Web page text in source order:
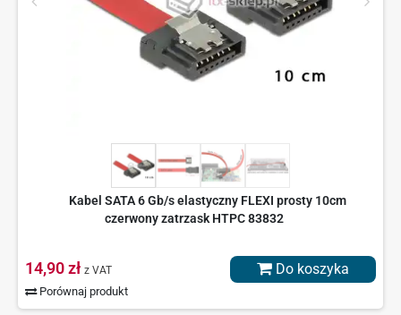
Kabel SATA 6 Gb/s elastyczny FLEXI prosty 10cm
czerwony zatrzask HTPC 83832
14,90 zł z VAT
Porównaj produkt
Do koszyka